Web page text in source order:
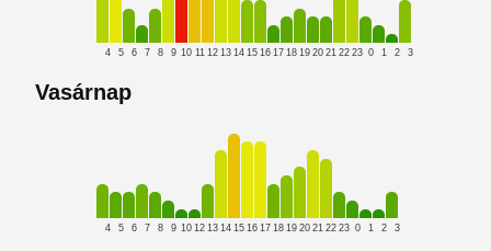
4 5 6 7 8 9 10 11 12 13 14 15 16 17 18 19 20 21 22 23 0 1 2 3
Vasárnap
4 5 6 7 8 9 10 12 13 14 15 16 17 18 19 20 21 22 23 0 1 2 3